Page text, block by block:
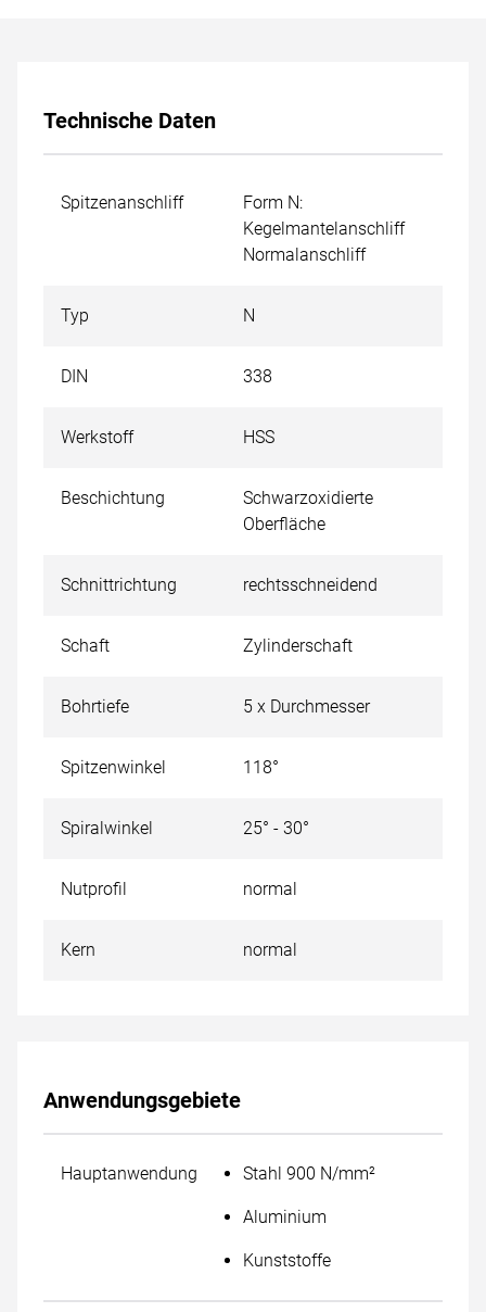
Technische Daten
Spitzenanschliff
Form N:
Kegelmantelanschliff
Normalanschliff
Typ N
DIN 338
Werkstoff HSS
Beschichtung
Schwarzoxidierte
Oberfläche
Schnittrichtung rechtsschneidend
Schaft Zylinderschaft
Bohrtiefe 5 x Durchmesser
Spitzenwinkel 118°
Spiralwinkel 25° - 30°
Nutprofil normal
Kern normal
Anwendungsgebiete
Hauptanwendung Stahl 900 N/mm²
Aluminium
Kunststoffe